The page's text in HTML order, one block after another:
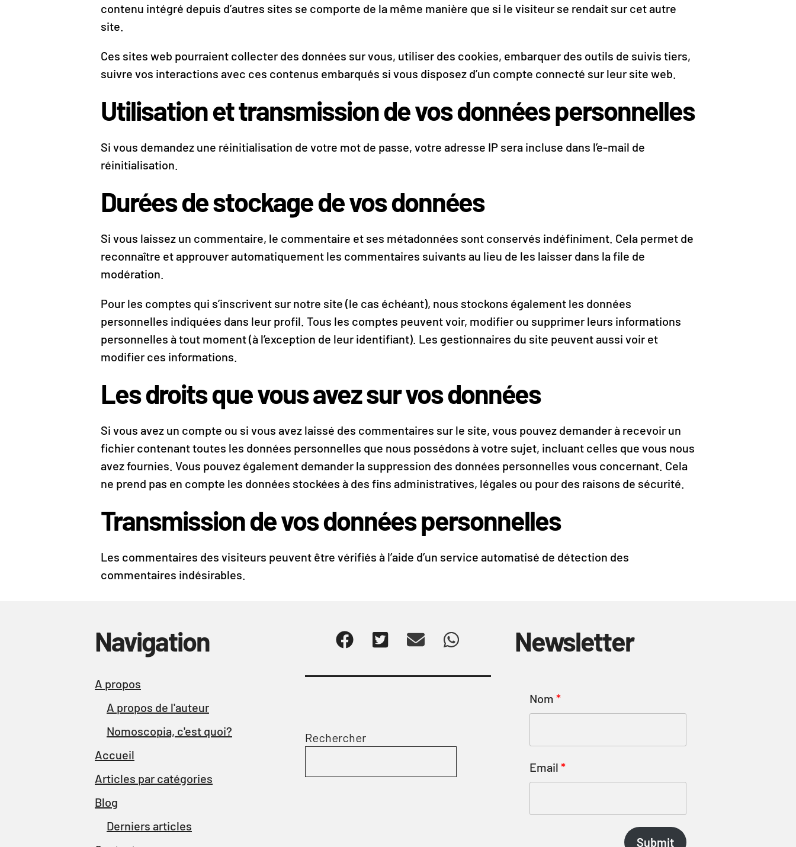
contenu intégré depuis d’autres sites se comporte de la même manière que si le visiteur se rendait sur cet autre
site.
Ces sites web pourraient collecter des données sur vous, utiliser des cookies, embarquer des outils de suivis tiers,
suivre vos interactions avec ces contenus embarqués si vous disposez d’un compte connecté sur leur site web.
Utilisation et transmission de vos données personnelles
Si vous demandez une réinitialisation de votre mot de passe, votre adresse IP sera incluse dans l’e-mail de
réinitialisation.
Durées de stockage de vos données
Si vous laissez un commentaire, le commentaire et ses métadonnées sont conservés indéfiniment. Cela permet de
reconnaître et approuver automatiquement les commentaires suivants au lieu de les laisser dans la file de
modération.
Pour les comptes qui s’inscrivent sur notre site (le cas échéant), nous stockons également les données
personnelles indiquées dans leur profil. Tous les comptes peuvent voir, modifier ou supprimer leurs informations
personnelles à tout moment (à l’exception de leur identifiant). Les gestionnaires du site peuvent aussi voir et
modifier ces informations.
Les droits que vous avez sur vos données
Si vous avez un compte ou si vous avez laissé des commentaires sur le site, vous pouvez demander à recevoir un
fichier contenant toutes les données personnelles que nous possédons à votre sujet, incluant celles que vous nous
avez fournies. Vous pouvez également demander la suppression des données personnelles vous concernant. Cela
ne prend pas en compte les données stockées à des fins administratives, légales ou pour des raisons de sécurité.
Transmission de vos données personnelles
Les commentaires des visiteurs peuvent être vérifiés à l’aide d’un service automatisé de détection des
commentaires indésirables.
Navigation
A propos
A propos de l'auteur
Nomoscopia, c'est quoi?
Accueil
Articles par catégories
Blog
Derniers articles
Rechercher
Newsletter
Nom
Email
Submit